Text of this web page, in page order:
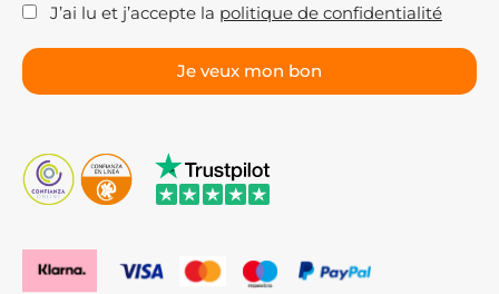
J’ai lu et j’accepte la politique de confidentialité